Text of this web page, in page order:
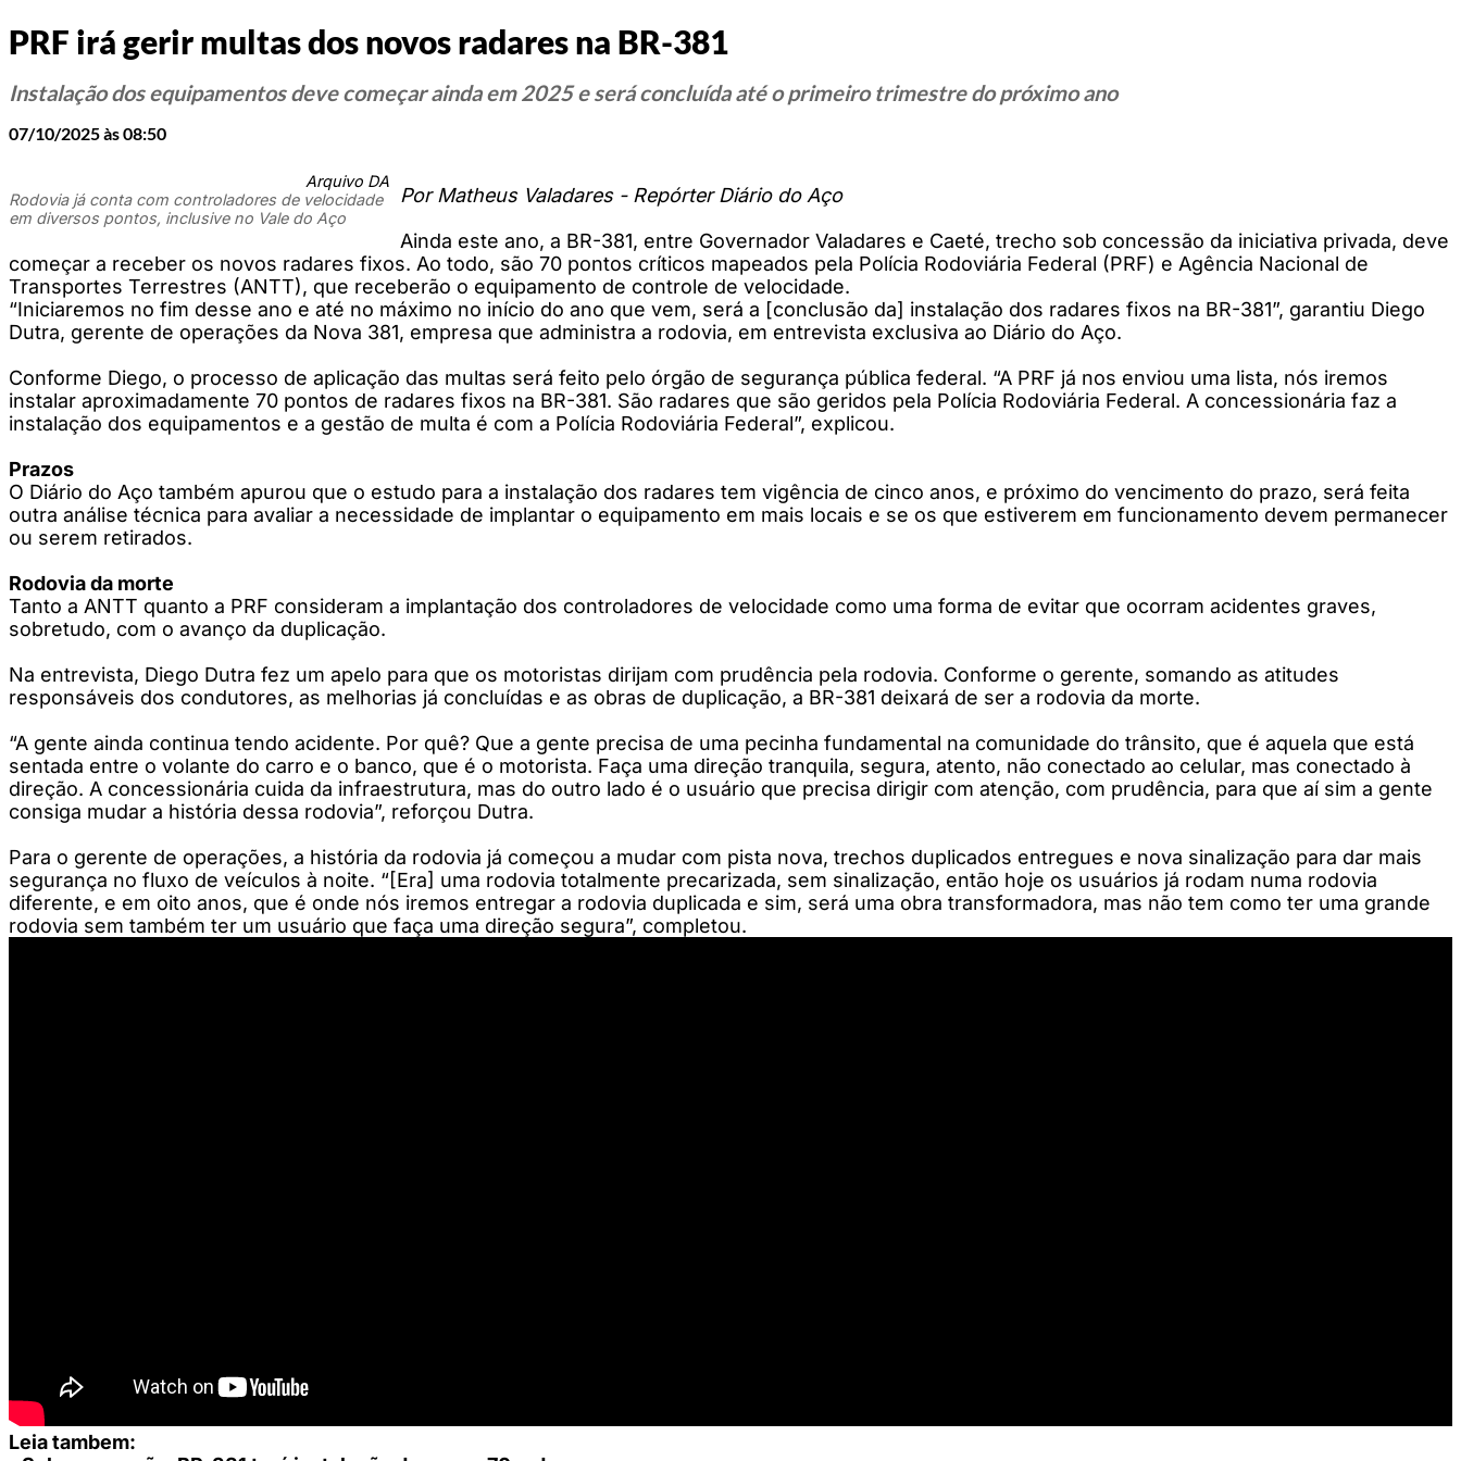
PRF irá gerir multas dos novos radares na BR-381
Instalação dos equipamentos deve começar ainda em 2025 e será concluída até o primeiro trimestre do próximo ano
07/10/2025 às 08:50
Arquivo DA
Rodovia já conta com controladores de velocidade
em diversos pontos, inclusive no Vale do Aço
Por Matheus Valadares - Repórter Diário do Aço
Ainda este ano, a BR-381, entre Governador Valadares e Caeté, trecho sob concessão da iniciativa privada, deve
começar a receber os novos radares fixos. Ao todo, são 70 pontos críticos mapeados pela Polícia Rodoviária Federal (PRF) e Agência Nacional de
Transportes Terrestres (ANTT), que receberão o equipamento de controle de velocidade.
“Iniciaremos no fim desse ano e até no máximo no início do ano que vem, será a [conclusão da] instalação dos radares fixos na BR-381”, garantiu Diego
Dutra, gerente de operações da Nova 381, empresa que administra a rodovia, em entrevista exclusiva ao Diário do Aço.
Conforme Diego, o processo de aplicação das multas será feito pelo órgão de segurança pública federal. “A PRF já nos enviou uma lista, nós iremos
instalar aproximadamente 70 pontos de radares fixos na BR-381. São radares que são geridos pela Polícia Rodoviária Federal. A concessionária faz a
instalação dos equipamentos e a gestão de multa é com a Polícia Rodoviária Federal”, explicou.
Prazos
O Diário do Aço também apurou que o estudo para a instalação dos radares tem vigência de cinco anos, e próximo do vencimento do prazo, será feita
outra análise técnica para avaliar a necessidade de implantar o equipamento em mais locais e se os que estiverem em funcionamento devem permanecer
ou serem retirados.
Rodovia da morte
Tanto a ANTT quanto a PRF consideram a implantação dos controladores de velocidade como uma forma de evitar que ocorram acidentes graves,
sobretudo, com o avanço da duplicação.
Na entrevista, Diego Dutra fez um apelo para que os motoristas dirijam com prudência pela rodovia. Conforme o gerente, somando as atitudes
responsáveis dos condutores, as melhorias já concluídas e as obras de duplicação, a BR-381 deixará de ser a rodovia da morte.
“A gente ainda continua tendo acidente. Por quê? Que a gente precisa de uma pecinha fundamental na comunidade do trânsito, que é aquela que está
sentada entre o volante do carro e o banco, que é o motorista. Faça uma direção tranquila, segura, atento, não conectado ao celular, mas conectado à
direção. A concessionária cuida da infraestrutura, mas do outro lado é o usuário que precisa dirigir com atenção, com prudência, para que aí sim a gente
consiga mudar a história dessa rodovia”, reforçou Dutra.
Para o gerente de operações, a história da rodovia já começou a mudar com pista nova, trechos duplicados entregues e nova sinalização para dar mais
segurança no fluxo de veículos à noite. “[Era] uma rodovia totalmente precarizada, sem sinalização, então hoje os usuários já rodam numa rodovia
diferente, e em oito anos, que é onde nós iremos entregar a rodovia duplicada e sim, será uma obra transformadora, mas não tem como ter uma grande
rodovia sem também ter um usuário que faça uma direção segura”, completou.
Leia tambem: